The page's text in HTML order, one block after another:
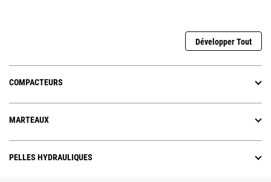
Développer Tout
COMPACTEURS
MARTEAUX
PELLES HYDRAULIQUES